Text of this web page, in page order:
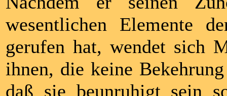
wesentlichen Elemente
gerufen hat, wendet sich
ihnen, die keine
daß sie beunruhigt sein